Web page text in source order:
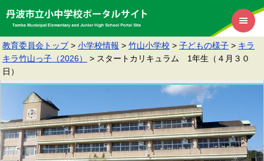
教育委員会トップ > 小学校情報 > 竹山小学校 > 子どもの様子 > キラ
キラ竹山っ子（2026）
> スタートカリキュラム 1年生（４月３０
日）